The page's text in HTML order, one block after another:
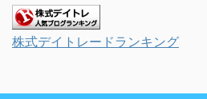
株式デイトレードランキング